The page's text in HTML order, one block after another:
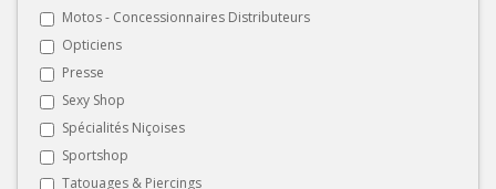
Motos - Concessionnaires Distributeurs
Opticiens
Presse
Sexy Shop
Spécialités Niçoises
Sportshop
Tatouages & Piercings